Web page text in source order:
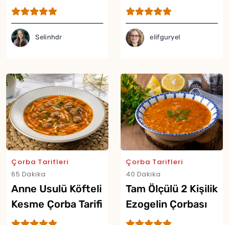
Mercimek Çorbası
Tarifi
Selinhdr
Tarifi
elifguryel
Çorba Tarifleri
65 Dakika
Anne Usulü Köfteli
Kesme Çorba Tarifi
Çorba Tarifleri
40 Dakika
Tam Ölçülü 2 Kişilik
Ezogelin Çorbası
Tarifi